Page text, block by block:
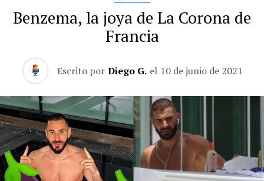
Benzema, la joya de La Corona de
Francia
Escrito por Diego G. el 10 de junio de 2021